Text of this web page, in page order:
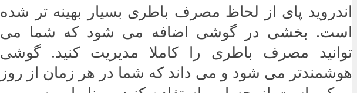
اندروید پای از لحاظ مصرف باطری بسیار بهینه تر شده
است. بخشی در گوشی اضافه می شود که شما می
توانید مصرف باطری را کاملا مدیریت کنید. گوشی
هوشمندتر می شود و می داند که شما در هر زمان از روز